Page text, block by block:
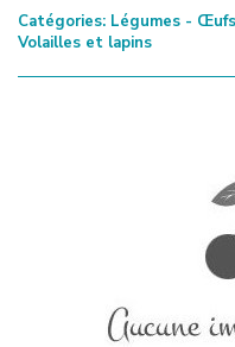
Catégories: Légumes -
Volailles et lapins